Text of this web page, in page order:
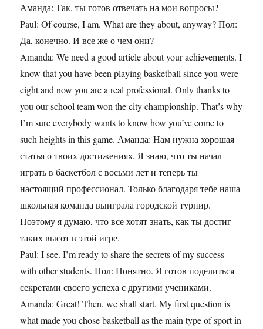
Аманда: Так, ты готов отвечать на мои вопросы?
Paul: Of course, I am. What are they about, anyway? Пол:
Да, конечно. И все же о чем они?
Amanda: We need a good article about your achievements. I
know that you have been playing basketball since you were
eight and now you are a real professional. Only thanks to
you our school team won the city championship. That’s why
I’m sure everybody wants to know how you’ve come to
such heights in this game. Аманда: Нам нужна хорошая
статья о твоих достижениях. Я знаю, что ты начал
играть в баскетбол с восьми лет и теперь ты
настоящий профессионал. Только благодаря тебе наша
школьная команда выиграла городской турнир.
Поэтому я думаю, что все хотят знать, как ты достиг
таких высот в этой игре.
Paul: I see. I’m ready to share the secrets of my success
with other students. Пол: Понятно. Я готов поделиться
секретами своего успеха с другими учениками.
Amanda: Great! Then, we shall start. My first question is
what made you chose basketball as the main type of sport in